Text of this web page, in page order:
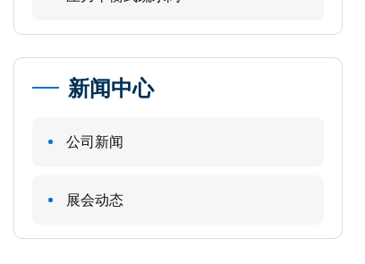
新闻中心
公司新闻
展会动态